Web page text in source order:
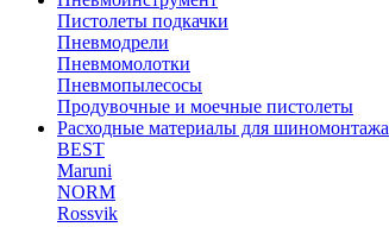
Пистолеты подкачки
Пневмодрели
Пневмомолотки
Пневмопылесосы
Продувочные и моечные пистолеты
Расходные материалы для шиномонтажа
BEST
Maruni
NORM
Rossvik